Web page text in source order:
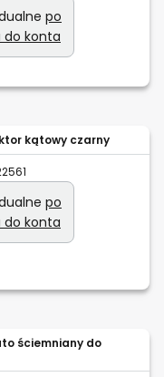
po
do konta
kątowy czarny
po
do konta
ściemniany do